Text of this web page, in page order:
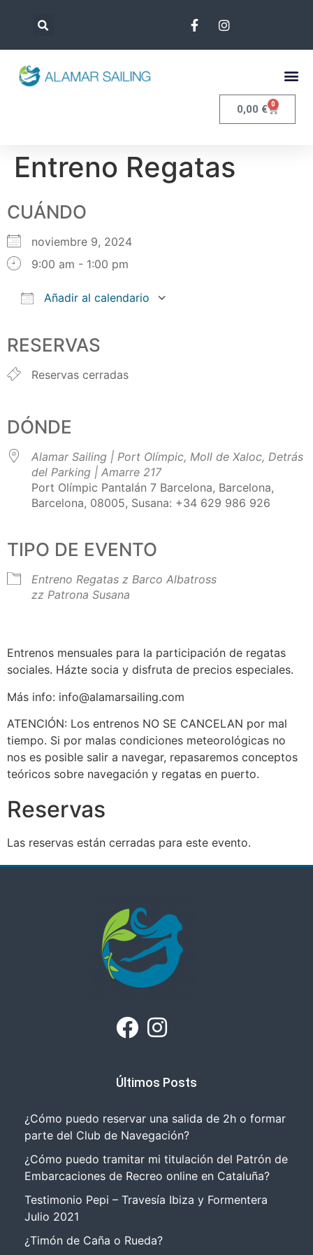
0,00 € 0
Entreno Regatas
CUÁNDO
noviembre 9, 2024
9:00 am - 1:00 pm
Añadir al calendario
RESERVAS
Reservas cerradas
DÓNDE
Alamar Sailing | Port Olímpic, Moll de Xaloc, Detrás
del Parking | Amarre 217
Port Olímpic Pantalán 7 Barcelona, Barcelona,
Barcelona, 08005, Susana: +34 629 986 926
TIPO DE EVENTO
Entreno Regatas z Barco Albatross
zz Patrona Susana
Entrenos mensuales para la participación de regatas
sociales. Házte socia y disfruta de precios especiales.
Más info: info@alamarsailing.com
ATENCIÓN: Los entrenos NO SE CANCELAN por mal
tiempo. Si por malas condiciones meteorológicas no
nos es posible salir a navegar, repasaremos conceptos
teóricos sobre navegación y regatas en puerto.
Reservas
Las reservas están cerradas para este evento.
Últimos Posts
¿Cómo puedo reservar una salida de 2h o formar
parte del Club de Navegación?
¿Cómo puedo tramitar mi titulación del Patrón de
Embarcaciones de Recreo online en Cataluña?
Testimonio Pepi – Travesía Ibiza y Formentera
Julio 2021
¿Timón de Caña o Rueda?